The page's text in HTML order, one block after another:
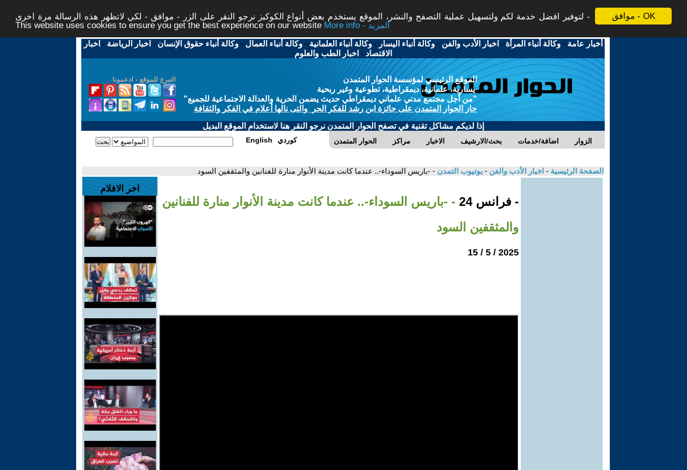
موافق - OK
لتوفير افضل خدمة لكم ولتسهيل عملية التصفح والنشر، الموقع يستخدم بعض أنواع الكوكيز نرجو النقر على الزر - موافق - لكي لاتظهر هذه الرسالة مرة اخرى -
This website uses cookies to ensure you get the best experience on our website
More info - المزيد
أخبار عامة -وكالة أنباء المرأة - اخبار الأدب والفن -وكالة أنباء اليسار -وكالة أنباء العلمانية -وكالة أنباء العمال -وكالة أنباء حقوق الإنسان - اخبار الرياضة - اخبار
الاقتصاد - اخبار الطب والعلوم
التبرع للموقع - ادعمونا
الموقع الرئيسي لمؤسسة الحوار المتمدن
يسارية، علمانية، ديمقراطية، تطوعية وغير ربحية
"من أجل مجتمع مدني علماني ديمقراطي حديث يضمن الحرية والعدالة الاجتماعية للجميع"
حاز الحوار المتمدن على جائزة ابن رشد للفكر الحر والتى نالها أعلام في الفكر والثقافة
إذا لديكم مشاكل تقنية في تصفح الحوار المتمدن نرجو النقر هنا لاستخدام الموقع البديل
الحوار المتمدن مراكز الاخبار بحث/الارشيف اضافة/خدمات الزوار English كوردي
الصفحة الرئيسية - اخبار الأدب والفن - يوتيوب التمدن - -باريس السوداء-.. عندما كانت مدينة الأنوار منارة للفنانين والمثقفين السود
- فرانس 24
- -باريس السوداء-.. عندما كانت مدينة الأنوار منارة للفنانين
والمثقفين السود
2025 / 5 / 15
اخر الافلام